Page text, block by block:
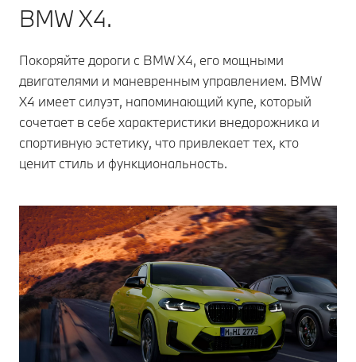
BMW X4.
Покоряйте дороги с BMW X4, его мощными
двигателями и маневренным управлением. BMW
X4 имеет силуэт, напоминающий купе, который
сочетает в себе характеристики внедорожника и
спортивную эстетику, что привлекает тех, кто
ценит стиль и функциональность.